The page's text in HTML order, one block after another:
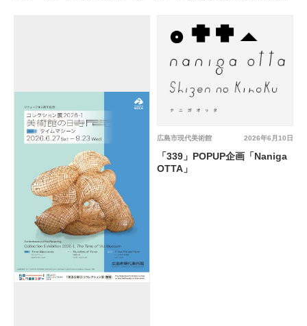
2026年6月10日
広島市現代美術館
「339」POPUP企画「Naniga
OTTA」